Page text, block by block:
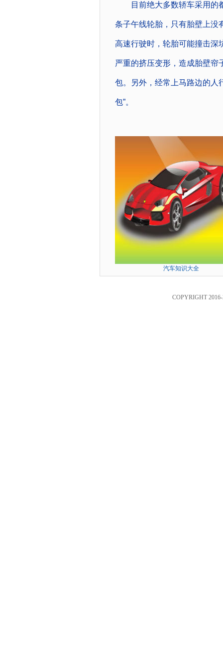
目前绝大多数轿车采用的都
条子午线轮胎，只有胎壁上没
高速行驶时，轮胎可能撞击深
严重的挤压变形，造成胎壁帘
包。另外，经常上马路边的人
包”。
汽车知识大全
COPYRIGHT